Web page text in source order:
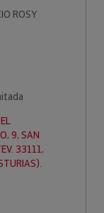
ROSY
9, SAN
33111,